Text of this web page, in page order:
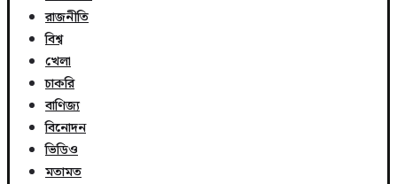
রাজনীতি
বিশ্ব
খেলা
চাকরি
বাণিজ্য
বিনোদন
ভিডিও
মতামত